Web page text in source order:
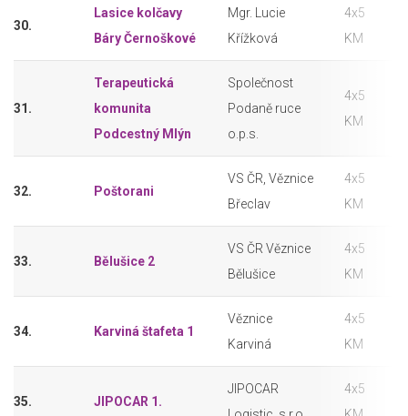
30.
Lasice kolčavy
Báry Černoškové
Mgr. Lucie
Křížková
4x5
KM
31.
Terapeutická
komunita
Podcestný Mlýn
Společnost
Podaně ruce
o.p.s.
4x5
KM
32. Poštorani
VS ČR, Věznice
Břeclav
4x5
KM
33. Bělušice 2
VS ČR Věznice
Bělušice
4x5
KM
34. Karviná štafeta 1
Věznice
Karviná
4x5
KM
35. JIPOCAR 1.
JIPOCAR
4x5